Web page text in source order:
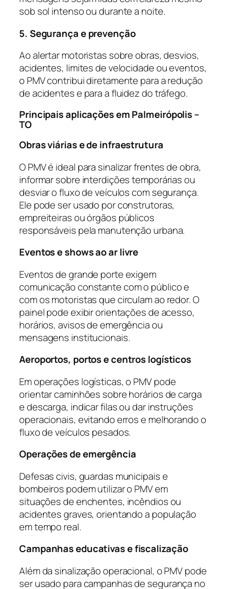
sob sol intenso ou durante a noite.
5. Segurança e prevenção
Ao alertar motoristas sobre obras, desvios,
acidentes, limites de velocidade ou eventos,
o PMV contribui diretamente para a redução
de acidentes e para a fluidez do tráfego.
Principais aplicações em Palmeirópolis –
TO
Obras viárias e de infraestrutura
O PMV é ideal para sinalizar frentes de obra,
informar sobre interdições temporárias ou
desviar o fluxo de veículos com segurança.
Ele pode ser usado por construtoras,
empreiteiras ou órgãos públicos
responsáveis pela manutenção urbana.
Eventos e shows ao ar livre
Eventos de grande porte exigem
comunicação constante com o público e
com os motoristas que circulam ao redor. O
painel pode exibir orientações de acesso,
horários, avisos de emergência ou
mensagens institucionais.
Aeroportos, portos e centros logísticos
Em operações logísticas, o PMV pode
orientar caminhões sobre horários de carga
e descarga, indicar filas ou dar instruções
operacionais, evitando erros e melhorando o
fluxo de veículos pesados.
Operações de emergência
Defesas civis, guardas municipais e
bombeiros podem utilizar o PMV em
situações de enchentes, incêndios ou
acidentes graves, orientando a população
em tempo real.
Campanhas educativas e fiscalização
Além da sinalização operacional, o PMV pode
ser usado para campanhas de segurança no